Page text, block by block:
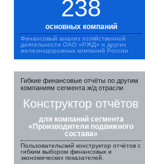
238
основных компаний
Финансовый анализ хозяйственной
деятельности ОАО «РЖД» и других
железнодорожных компаний России
Гибкие финансовые отчёты по другим
компаниям сегмента ж/д отрасли
Конструктор отчётов
для компаний сегмента
«Производители подвижного
состава»
Пользовательский конструктор отчётов с
гибким выбором финансовых и
экономических показателей.